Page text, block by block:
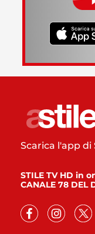
Scarica l'app di
STILE TV HD in
CANALE 78 DEL